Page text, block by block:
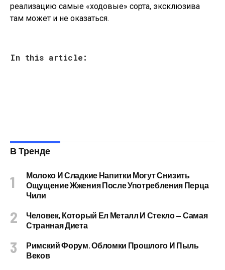
реализацию самые «ходовые» сорта, эксклюзива
там может и не оказаться.
In this article:
В Тренде
Молоко И Сладкие Напитки Могут Снизить
Ощущение Жжения После Употребления Перца
Чили
Человек, Который Ел Металл И Стекло — Самая
Странная Диета
Римский Форум. Обломки Прошлого И Пыль
Веков